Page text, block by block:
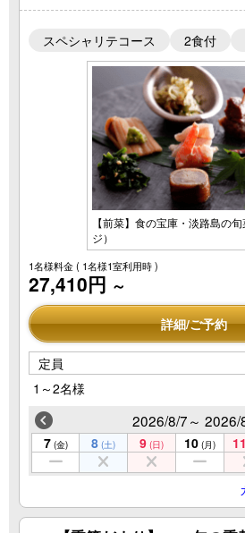
スペシャリテコース 2食付
【前菜】食の宝庫・淡路島の
ジ）
1名様料金( 1名様1室利用時 )
27,410円 ～
詳細/ご予約
定員
1～2名様
2026/8/7～ 2026/
7 (金) 8 (土) 9 (日) 10 (月) 11